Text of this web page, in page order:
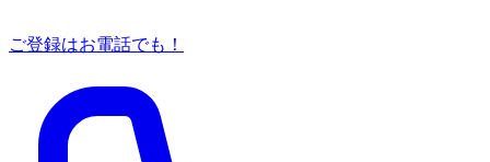
ご登録はお電話でも！